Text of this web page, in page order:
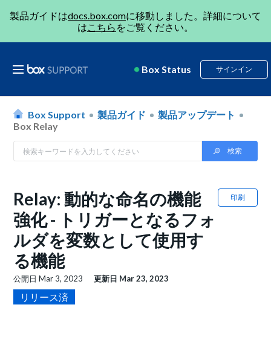
製品ガイドはdocs.box.comに移動しました。詳細について
はこちら をご覧ください。
Box Status サインイン
Box Support 製品ガイド
製品アップデート
Box Relay
印刷
Relay: 動的な命名の機能
強化 - トリガーとなるフォ
ルダを変数として使用す
る機能
公開日Mar 3, 2023 更新日 Mar 23, 2023
リリース済